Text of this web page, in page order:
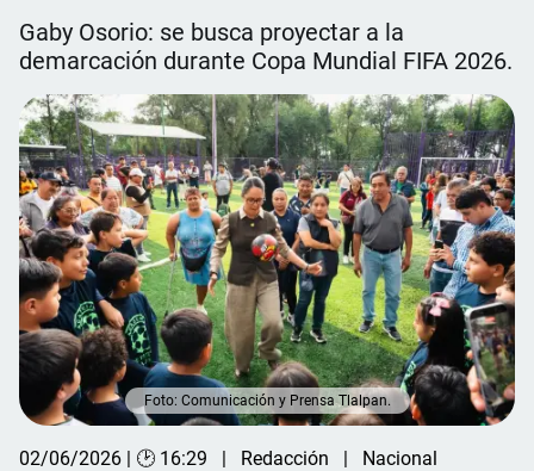
Gaby Osorio: se busca proyectar a la
demarcación durante Copa Mundial FIFA 2026.
Foto: Comunicación y Prensa Tlalpan.
02/06/2026 | 🕑 16:29 Redacción Nacional